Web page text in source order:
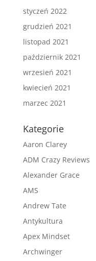
styczeń 2022
grudzień 2021
listopad 2021
październik 2021
wrzesień 2021
kwiecień 2021
marzec 2021
Kategorie
Aaron Clarey
ADM Crazy Reviews
Alexander Grace
AMS
Andrew Tate
Antykultura
Apex Mindset
Archwinger